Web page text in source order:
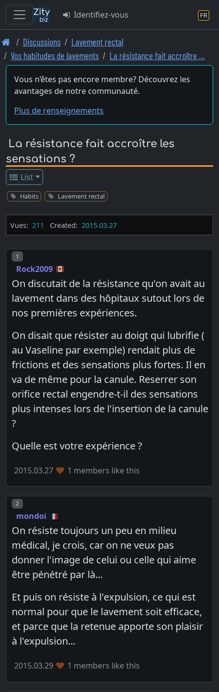
Skip
to
main
content
Identifiez-vous FR
Discussions
Lavement rectal
Vos habitudes de lavements
La résistance fait accroître …
Vous n’êtes pas encore membre? Découvrez les
avantages de notre communauté.
Plus de renseignements
La résistance fait accroître les
sensations ?
List
Habits Lavement rectal
Vues: 211 Created: 2015.03.27
Post number
1
Rock2009
On discutait de la résistance qu'on avait au
lavement dans des hôpitaux sutout lors de
nos premières expériences.
On disait que résister au doigt qui lubrifie (
au Vaseline par exemple) rendait plus de
frictions et des sensations plus fortes. Il en
va de même pour la canule. Reserrer son
orifice rectal engendre-t-il des sensations
plus intenses lors de l'insertion de la canule
?
Quelle est votre expérience ?
2015.03.27 1 members like this
Post number
2
mondoi
On résiste toujours un peu en milieu
médical, je crois, car on ne veux pas
donner l'image de celui ou celle qui aime
être pénétré par là...
Et puis on résiste à l'expulsion, ce qui est
normal pour que le lavement soit efficace,
et parce que la retenue apporte son plaisir
à l'expulsion...
2015.03.29 1 members like this